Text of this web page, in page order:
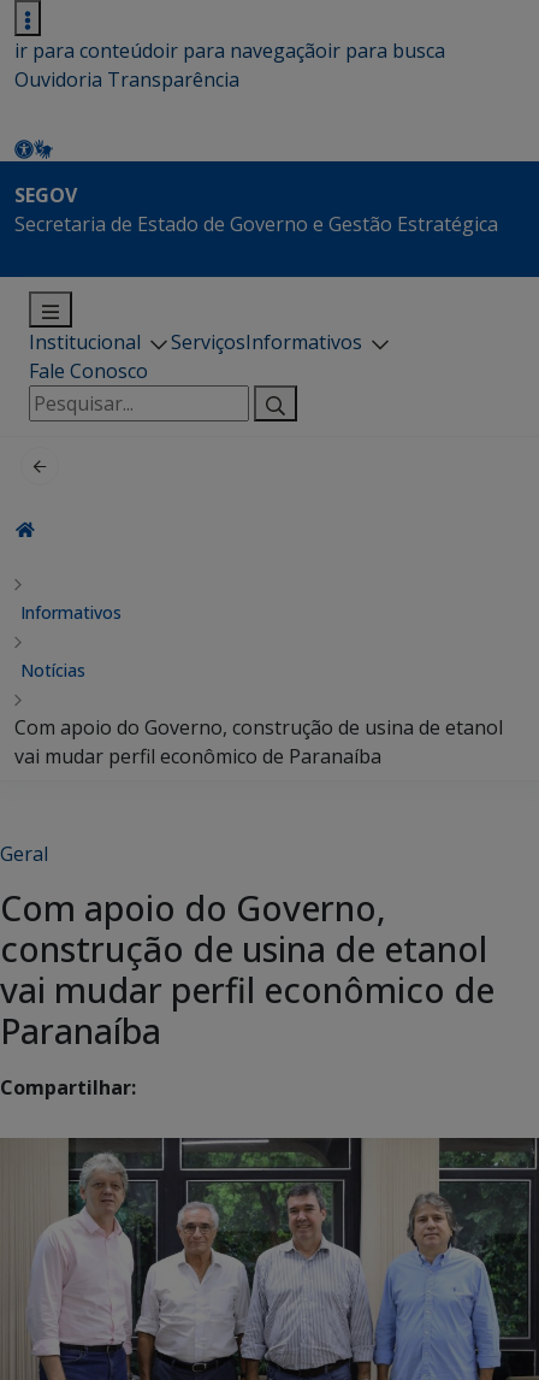
ir para conteúdoir para navegaçãoir para busca
Ouvidoria Transparência
SEGOV
Secretaria de Estado de Governo e Gestão Estratégica
Institucional ServiçosInformativos
Fale Conosco
Pesquisar
por:
Informativos
Notícias
Com apoio do Governo, construção de usina de etanol
vai mudar perfil econômico de Paranaíba
Geral
Com apoio do Governo,
construção de usina de etanol
vai mudar perfil econômico de
Paranaíba
Compartilhar: